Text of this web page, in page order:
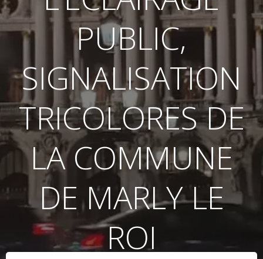
PUBLIC,
SIGNALISATION
TRICOLORES DE
LA COMMUNE
DE MARLY LE
ROI